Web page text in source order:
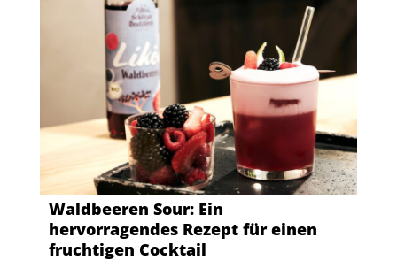
Waldbeeren Sour: Ein
hervorragendes Rezept für einen
fruchtigen Cocktail